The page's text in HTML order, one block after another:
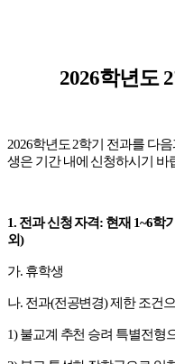
2026학년도 2
2026학년도 2학기 전과를 다
생은 기간 내에 신청하시기 바
1. 전과 신청 자격: 현재 1~6학
외)
가. 휴학생
나. 전과(전공변경)제한 조건
1)불교계 추천 승려 특별전형